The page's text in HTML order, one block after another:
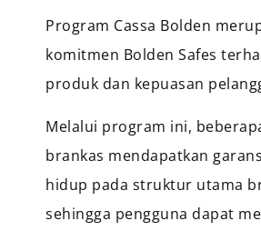
Program Cassa Bolden
komitmen Bolden Safes
produk dan kepuasan
Melalui program ini,
brankas mendapatkan
hidup pada struktur utama
sehingga pengguna dapat